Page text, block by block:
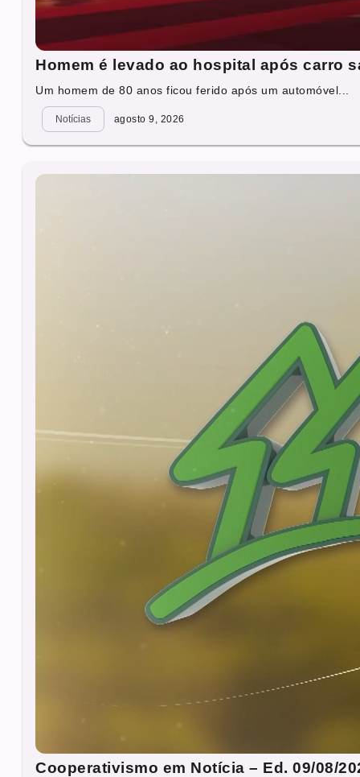
Homem é levado ao hospital após carro
Um homem de 80 anos ficou ferido após um automóvel...
Notícias agosto 9, 2026
Cooperativismo em Notícia – Ed. 09/08/